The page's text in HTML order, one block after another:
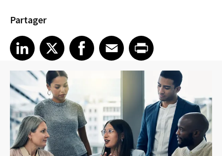
Partager
Share article on LinkedIn
LinkedIn
Share article on XShare article on Facebook
Facebook
Share article on Email
EmailShare article on Print